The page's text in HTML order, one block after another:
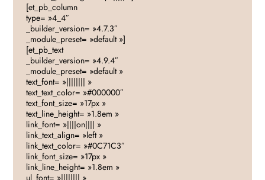
[et_pb_column
type= »4_4″
_builder_version= »4.7.3″
_module_preset= »default »]
[et_pb_text
_builder_version= »4.9.4″
_module_preset= »default »
text_font= »|||||||| »
text_text_color= »#000000″
text_font_size= »17px »
text_line_height= »1.8em »
link_font= »||||on|||| »
link_text_align= »left »
link_text_color= »#0C71C3″
link_font_size= »17px »
link_line_height= »1.8em »